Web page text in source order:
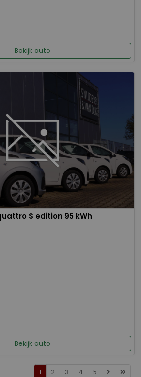
Bekijk auto
S edition 95 kWh
Bekijk auto
1 2 3 4 5